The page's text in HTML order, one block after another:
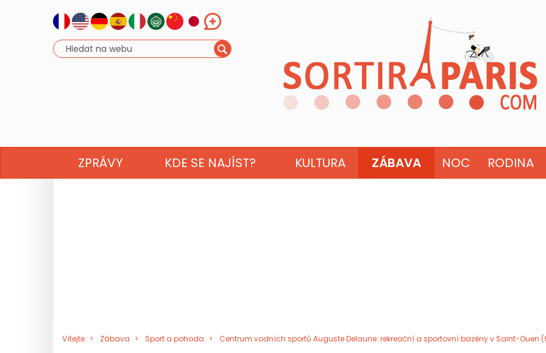
ZPRÁVY KDE SE NAJÍST? KULTURA ZÁBAVA NOC RODINA
Vítejte Zábava Sport a pohoda Centrum vodních sportů Auguste Delaune: rekreační a sportovní bazény v Saint-Ouen